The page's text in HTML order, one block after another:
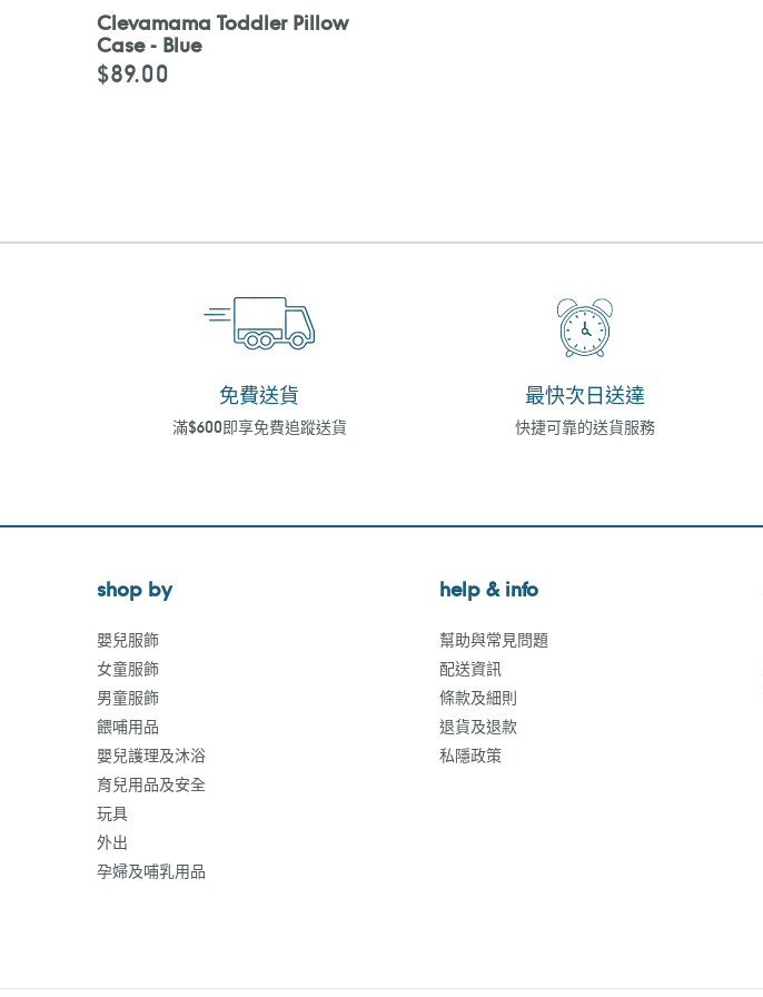
Clevamama Toddler Pillow
Case - Blue
定
$89.00
免費送貨
滿$600即享免費追蹤送貨
最快次日送達
快捷可靠的送貨服務
shop by
嬰兒服飾
女童服飾
男童服飾
餵哺用品
嬰兒護理及沐浴
育兒用品及安全
玩具
外出
孕婦及哺乳用品
help & info
幫助與常見問題
配送資訊
條款及細則
退貨及退款
私隱政策